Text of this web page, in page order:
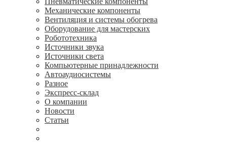
Механические компоненты
Вентиляция и системы обогрева
Оборудование для мастерских
Робототехника
Источники звука
Источники света
Компьютерные принадлежности
Автоаудиосистемы
Разное
Экспресс-склад
О компании
Новости
Статьи